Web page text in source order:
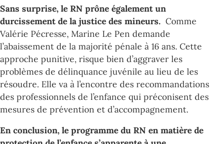
Sans surprise, le RN prône également un
durcissement de la justice des mineurs. Comme
Valérie Pécresse, Marine Le Pen demande
l’abaissement de la majorité pénale à 16 ans. Cette
approche punitive, risque bien d’aggraver les
problèmes de délinquance juvénile au lieu de les
résoudre. Elle va à l’encontre des recommandations
des professionnels de l’enfance qui préconisent des
mesures de prévention et d’accompagnement.
En conclusion, le programme du RN en matière de